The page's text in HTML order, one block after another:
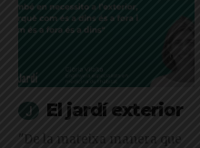
El jardí exterior
"De la mateixa manera que